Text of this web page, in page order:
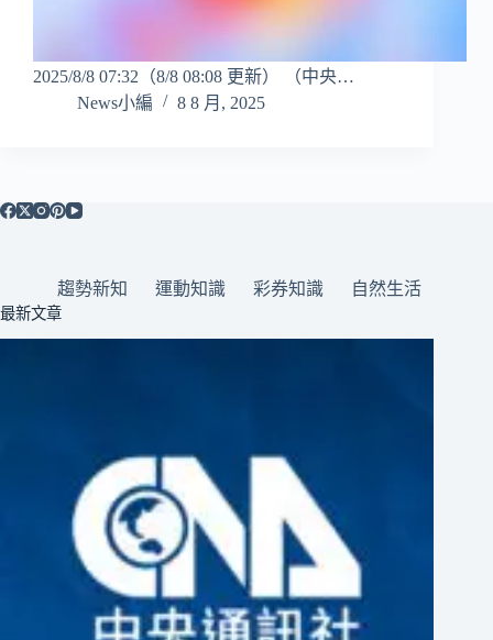
2025/8/8 07:32（8/8 08:08 更新） （中央…
News小編
8 8 月, 2025
趨勢新知 運動知識 彩券知識 自然生活
最新文章